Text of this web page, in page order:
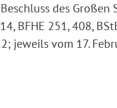
des Großen
BFHE 251, 408,
jeweils vom 17.